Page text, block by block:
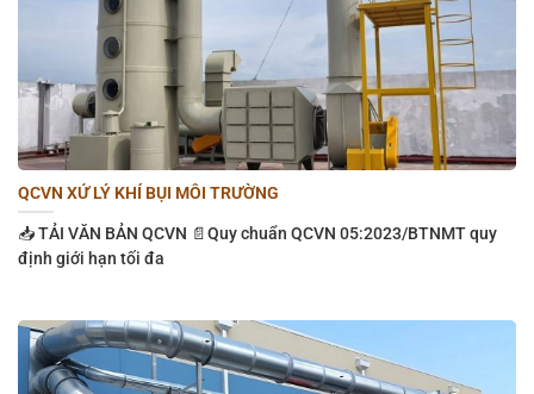
QCVN XỬ LÝ KHÍ BỤI MÔI TRƯỜNG
📥 TẢI VĂN BẢN QCVN 📄Quy chuẩn QCVN 05:2023/BTNMT quy
định giới hạn tối đa